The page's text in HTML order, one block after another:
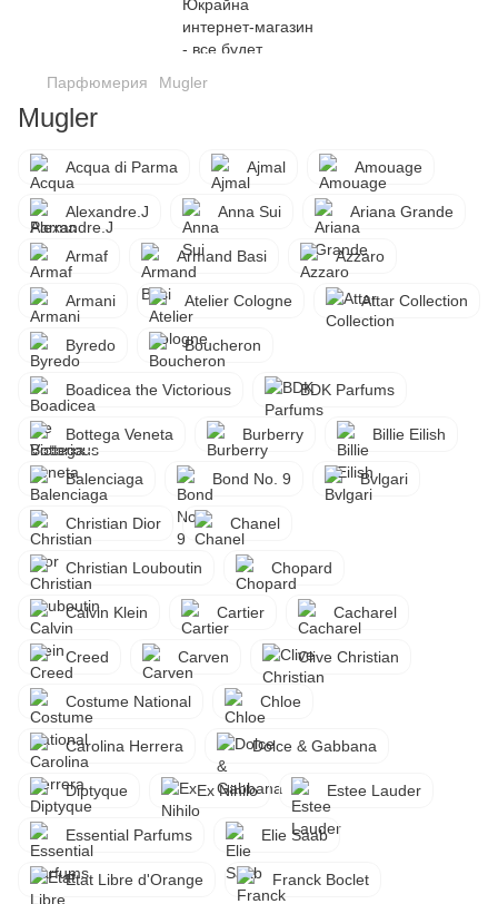
Парфюмерия Mugler
Mugler
Acqua di Parma Ajmal Amouage
Alexandre.J Anna Sui Ariana Grande
Armaf Armand Basi Azzaro
Armani Atelier Cologne Attar Collection
Byredo Boucheron
Boadicea the Victorious BDK Parfums
Bottega Veneta Burberry Billie Eilish
Balenciaga Bond No. 9 Bvlgari
Christian Dior Chanel
Christian Louboutin Chopard
Calvin Klein Cartier Cacharel
Creed Carven Clive Christian
Costume National Chloe
Carolina Herrera Dolce & Gabbana
Diptyque Ex Nihilo Estee Lauder
Essential Parfums Elie Saab
Etat Libre d'Orange Franck Boclet